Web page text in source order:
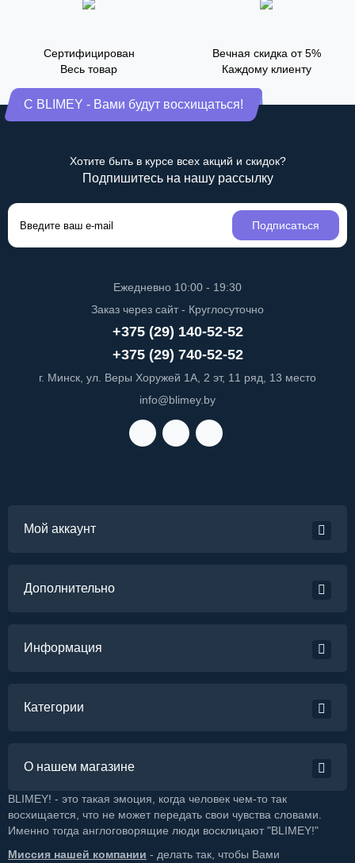
Сертифицирован
Весь товар
Вечная скидка от 5%
Каждому клиенту
С BLIMEY - Вами будут восхищаться!
Хотите быть в курсе всех акций и скидок?
Подпишитесь на нашу рассылку
Подписаться
Ежедневно 10:00 - 19:30
Заказ через сайт - Круглосуточно
+375 (29) 140-52-52
+375 (29) 740-52-52
г. Минск, ул. Веры Хоружей 1А, 2 эт, 11 ряд, 13 место
info@blimey.by
Мой аккаунт
Дополнительно
Информация
Категории
О нашем магазине
BLIMEY! - это такая эмоция, когда человек чем-то так
восхищается, что не может передать свои чувства словами.
Именно тогда англоговорящие люди восклицают "BLIMEY!"
Миссия нашей компании - делать так, чтобы Вами